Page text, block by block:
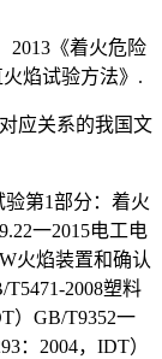
2013《着火危险
焰试验方法》.
应关系的我国文
验第1部分：着火
一2015电工电
火焰装置和确认
T5471-2008塑料
）GB/T9352一
：2004，IDT）